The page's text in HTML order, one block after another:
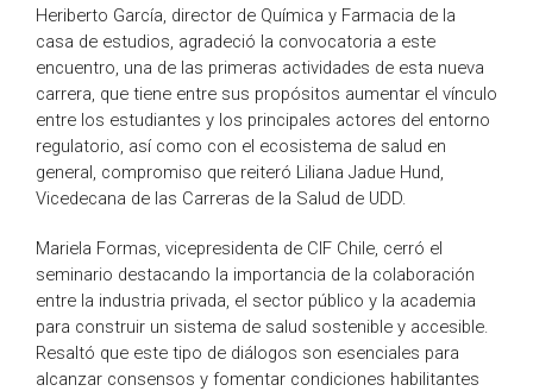
Heriberto García, director de Química y Farmacia de la
casa de estudios, agradeció la convocatoria a este
encuentro, una de las primeras actividades de esta nueva
carrera, que tiene entre sus propósitos aumentar el vínculo
entre los estudiantes y los principales actores del entorno
regulatorio, así como con el ecosistema de salud en
general, compromiso que reiteró Liliana Jadue Hund,
Vicedecana de las Carreras de la Salud de UDD.
Mariela Formas, vicepresidenta de CIF Chile, cerró el
seminario destacando la importancia de la colaboración
entre la industria privada, el sector público y la academia
para construir un sistema de salud sostenible y accesible.
Resaltó que este tipo de diálogos son esenciales para
alcanzar consensos y fomentar condiciones habilitantes